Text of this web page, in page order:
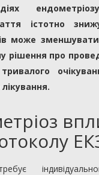
ендометріозу
істотно
може
рішення про